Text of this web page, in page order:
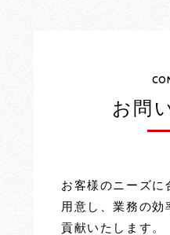
お問
お客様のニーズに
用意し、業務の効
貢献いたします。